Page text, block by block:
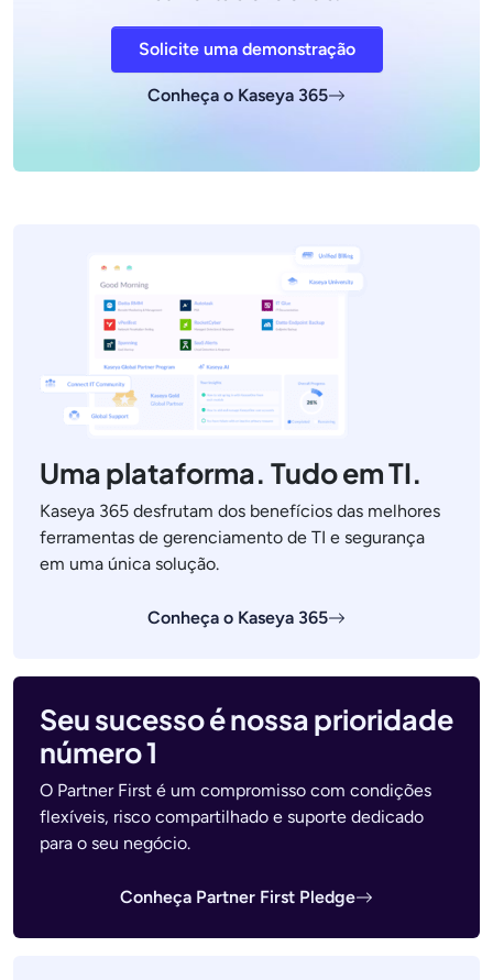
Solicite uma demonstração
Conheça o Kaseya 365
Uma plataforma. Tudo em TI.
Kaseya 365 desfrutam dos benefícios das melhores
ferramentas de gerenciamento de TI e segurança
em uma única solução.
Conheça o Kaseya 365
Seu sucesso é nossa prioridade
número 1
O Partner First é um compromisso com condições
flexíveis, risco compartilhado e suporte dedicado
para o seu negócio.
Conheça Partner First Pledge